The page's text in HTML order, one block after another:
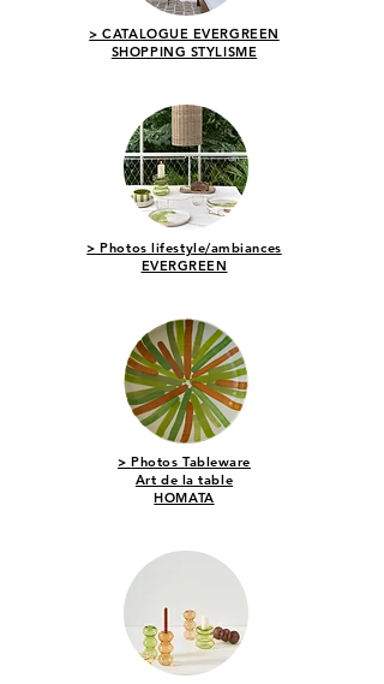
> CATALOGUE EVERGREEN
SHOPPING STYLISME
> Photos lifestyle/ambiances
EVERGREEN
>Photos Tableware
Art de la table
HOMATA